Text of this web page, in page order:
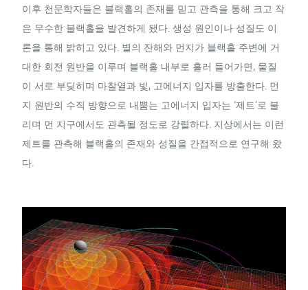
이후 천문학자들은 블랙홀의 존재를 믿고 관측을 통해 크고 작
은 무수한 블랙홀을 발견하게 됐다. 생성 원인이나 성질도 이
론을 통해 밝히고 있다. 별의 잔해와 먼지가 블랙홀 주변에 거
대한 회전 원반을 이루며 블랙홀 내부로 흘러 들어가면, 물질
이 서로 부딪히며 마찰열과 빛, 고에너지 입자를 방출한다. 먼
지 원반의 수직 방향으로 내뿜는 고에너지 입자는 ‘제트’로 불
리며 먼 지구에서도 관측될 정도로 강렬하다. 지상에서는 이런
제트를 관측해 블랙홀의 존재와 성질을 간접적으로 연구해 왔
다.